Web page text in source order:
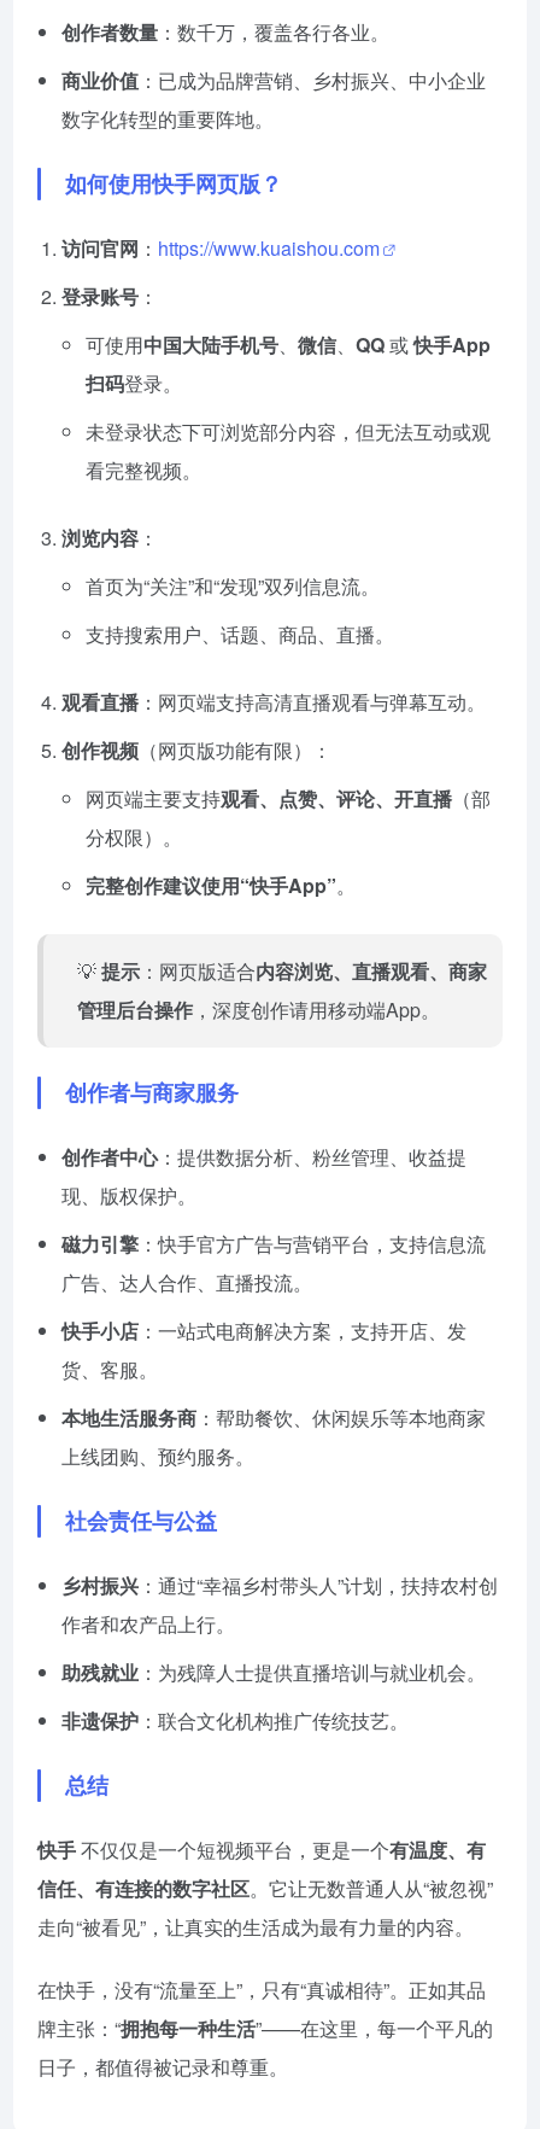
创作者数量 ：数千万，覆盖各行各业。
商业价值 ：已成为品牌营销、乡村振兴、中小企业
数字化转型的重要阵地。
如何使用快手网页版？
访问官网 ： https://www.kuaishou.com
登录账号 ：
可使用中国大陆手机号、 微信、 QQ或快手App
扫码登录。
未登录状态下可浏览部分内容，但无法互动或观
看完整视频。
浏览内容 ：
首页为“关注”和“发现”双列信息流。
支持搜索用户、话题、商品、直播。
观看直播 ：网页端支持高清直播观看与弹幕互动。
创作视频 （网页版功能有限）：
网页端主要支持观看、点赞、评论、开直播 （部
分权限）。
完整创作建议使用“快手App”。
💡提示 ：网页版适合内容浏览、直播观看、商家
管理后台操作 ，深度创作请用移动端App。
创作者与商家服务
创作者中心：提供数据分析、粉丝管理、收益提
现、版权保护。
磁力引擎 ：快手官方广告与营销平台，支持信息流
广告、达人合作、直播投流。
快手小店 ：一站式电商解决方案，支持开店、发
货、客服。
本地生活服务商 ：帮助餐饮、休闲娱乐等本地商家
上线团购、预约服务。
社会责任与公益
乡村振兴 ：通过“幸福乡村带头人”计划，扶持农村创
作者和农产品上行。
助残就业 ：为残障人士提供直播培训与就业机会。
非遗保护 ：联合文化机构推广传统技艺。
总结
快手不仅仅是一个短视频平台，更是一个有温度、有
信任、有连接的数字社区。它让无数普通人从“被忽视”
走向“被看见”，让真实的生活成为最有力量的内容。
在快手，没有“流量至上”，只有“真诚相待”。正如其品
牌主张：“拥抱每一种生活”——在这里，每一个平凡的
日子，都值得被记录和尊重。